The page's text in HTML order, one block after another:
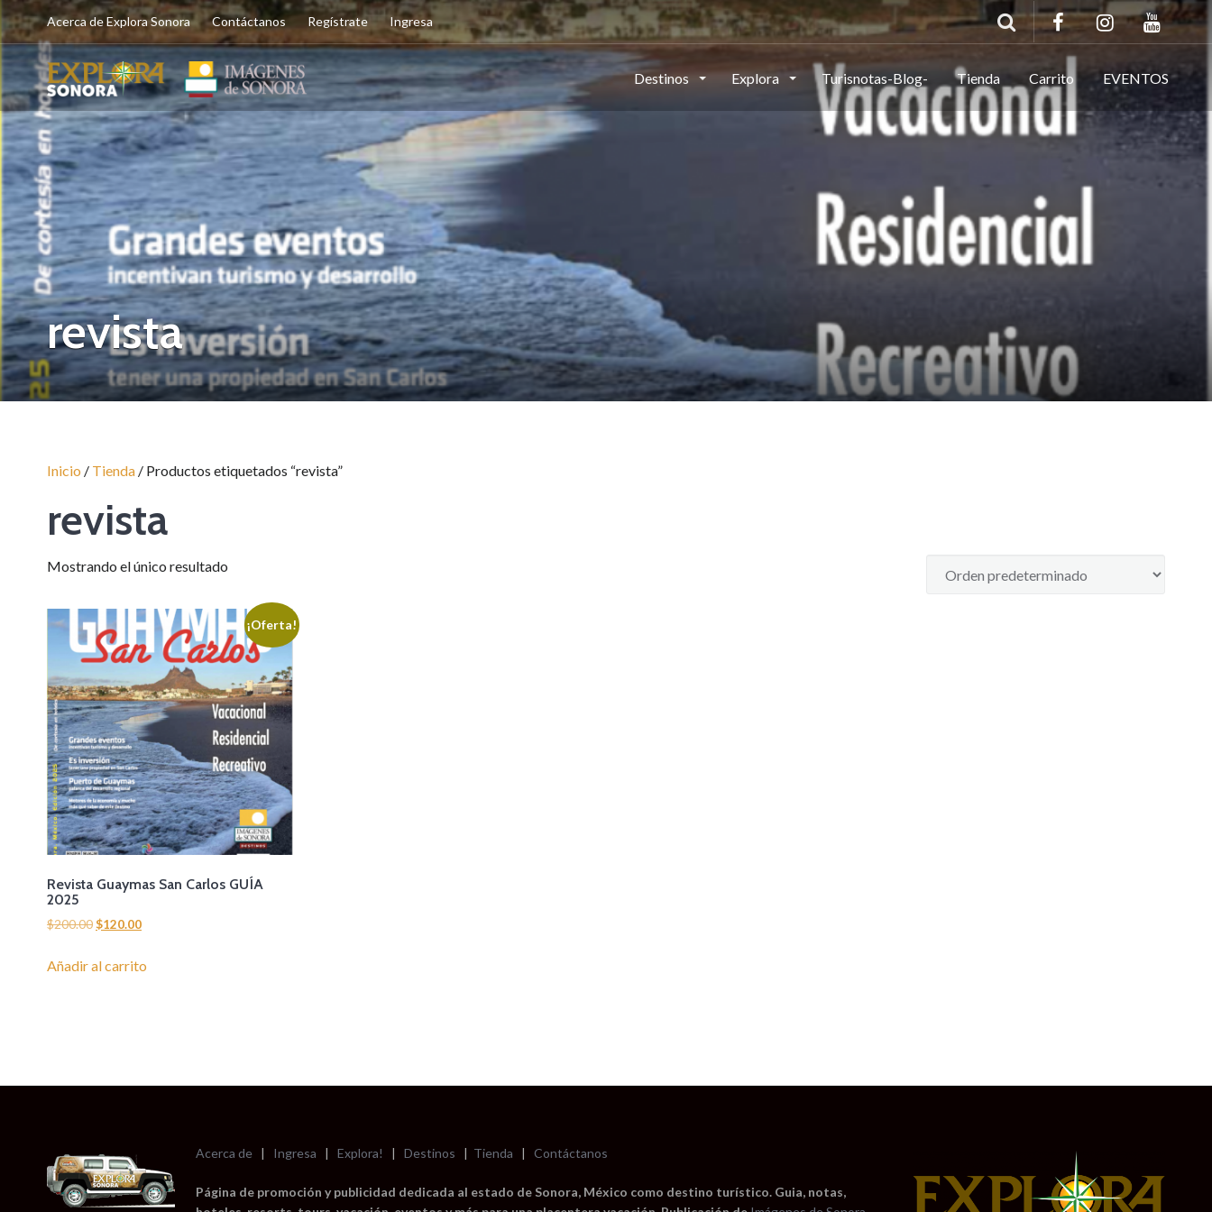
Acerca de Explora Sonora Contáctanos Regístrate Ingresa
Destinos Explora Turisnotas-Blog- Tienda Carrito EVENTOS
revista
Inicio / Tienda / Productos etiquetados “revista”
revista
Mostrando el único resultado
¡Oferta!
Revista Guaymas San Carlos GUÍA
2025
$200.00El
original
$120.00El
actual
Añadir al carrito
Acerca de | Ingresa | Explora! | Destinos | Tienda | Contáctanos
Página de promoción y publicidad dedicada al estado de Sonora, México como destino turístico. Guia, notas,